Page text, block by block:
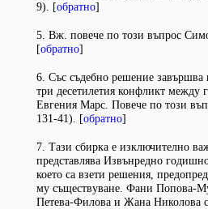
9). [обратно]
5. Вж. повече по този въпрос
[обратно]
6. Със съдебно решение завършва
три десетилетия конфликт
Евгения Марс. Повече по този
131-41). [обратно]
7. Тази сбирка е изключително
представлява Извънредно
което са взети решения,
му съществуване. Фани Попова-
Петева-Филова и Жана Николова